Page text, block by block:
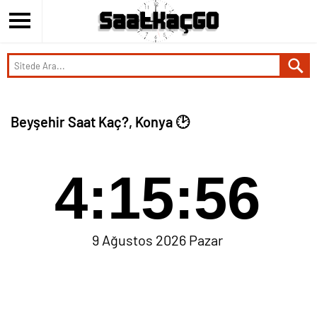
Beyşehir Saat Kaç?, Konya 🕑
4:15:56
9 Ağustos 2026 Pazar